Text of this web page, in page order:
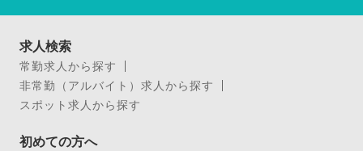
求人検索
常勤求人から探す
非常勤（アルバイト）求人から探す
スポット求人から探す
初めての方へ